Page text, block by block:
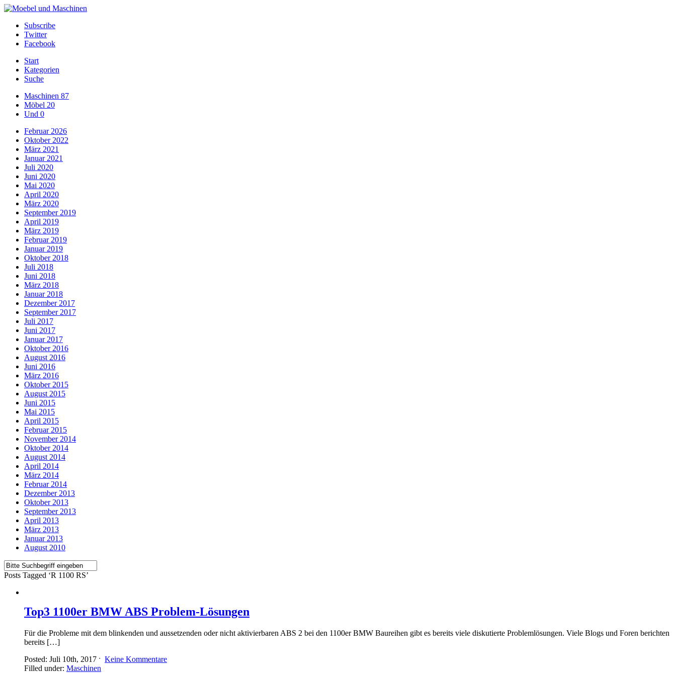
Subscribe
Twitter
Facebook
Start
Kategorien
Suche
Maschinen 87
Möbel 20
Und 0
Februar 2026
Oktober 2022
März 2021
Januar 2021
Juli 2020
Juni 2020
Mai 2020
April 2020
März 2020
September 2019
April 2019
März 2019
Februar 2019
Januar 2019
Oktober 2018
Juli 2018
Juni 2018
März 2018
Januar 2018
Dezember 2017
September 2017
Juli 2017
Juni 2017
Januar 2017
Oktober 2016
August 2016
Juni 2016
März 2016
Oktober 2015
August 2015
Juni 2015
Mai 2015
April 2015
Februar 2015
November 2014
Oktober 2014
August 2014
April 2014
März 2014
Februar 2014
Dezember 2013
Oktober 2013
September 2013
April 2013
März 2013
Januar 2013
August 2010
Posts Tagged ‘R 1100 RS’
Top3 1100er BMW ABS Problem-Lösungen
Für die Probleme mit dem blinkenden und aussetzenden oder nicht aktivierbaren ABS 2 bei den 1100er BMW Baureihen gibt es bereits viele diskutierte Problemlösungen. Viele Blogs und Foren berichten
bereits […]
Posted: Juli 10th, 2017 ˑ Keine Kommentare
Filled under: Maschinen